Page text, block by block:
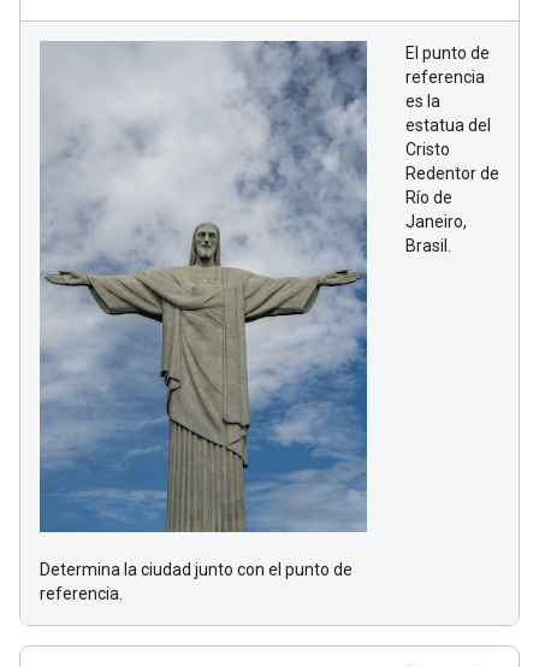
Determina la ciudad junto con el punto de
referencia.
El punto de
referencia
es la
estatua del
Cristo
Redentor de
Río de
Janeiro,
Brasil.